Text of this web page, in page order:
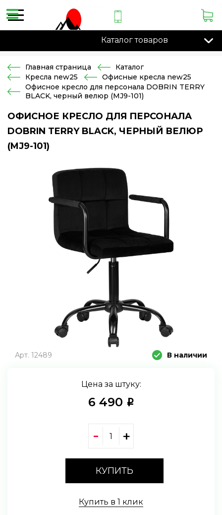
Каталог товаров
Главная страница
Каталог
Кресла new25
Офисные кресла new25
Офисное кресло для персонала DOBRIN TERRY
BLACK, черный велюр (MJ9-101)
ОФИСНОЕ КРЕСЛО ДЛЯ ПЕРСОНАЛА
DOBRIN TERRY BLACK, ЧЕРНЫЙ ВЕЛЮР
(MJ9-101)
Арт. 12489 В наличии
Цена за штуку:
6 490 i
КУПИТЬ
Купить в 1 клик